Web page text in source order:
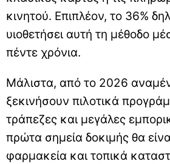
κινητού. Επιπλέον, το 36%
υιοθετήσει αυτή τη μέθοδο
πέντε χρόνια.
Μάλιστα, από το 2026
ξεκινήσουν πιλοτικά
τράπεζες και μεγάλες
πρώτα σημεία δοκιμής θα
φαρμακεία και τοπικά